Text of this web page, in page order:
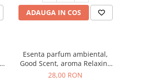
ADAUGA IN COS
Esenta parfum ambiental,
Good Scent, aroma Relaxing
Lavender, 20 g
28,00 RON